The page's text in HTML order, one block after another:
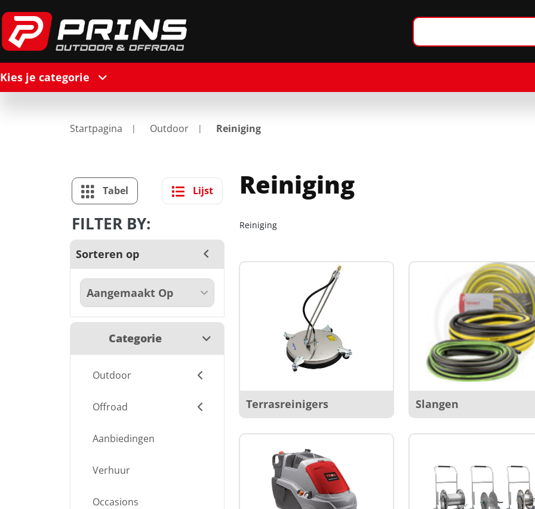
Kies je categorie
Startpagina Outdoor Reiniging
Tabel Lijst
FILTER BY:
Sorteren op
Categorie
Outdoor
Offroad
Aanbiedingen
Verhuur
Occasions
Reiniging
Reiniging
Terrasreinigers Slangen